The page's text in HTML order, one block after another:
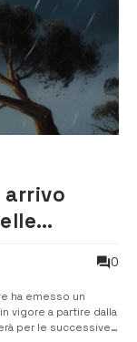
0
ha emesso un
vigore a partire dalla
per le successive